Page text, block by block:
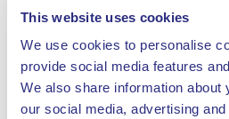
This website uses cookies
We use cookies to personalise
provide social media features
We also share information about
our social media, advertising
Scopri